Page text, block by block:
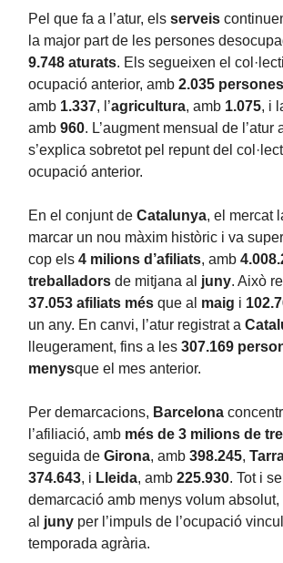
Pel que fa a l’atur, els serveis
la major part de les persones
9.748 aturats. Els segueixen el
ocupació anterior, amb 2.035 persones
amb 1.337, l’agricultura, amb 1.075, i
amb 960. L’augment mensual de l’atur
s’explica sobretot pel repunt del
ocupació anterior.
En el conjunt de Catalunya, el mercat
marcar un nou màxim històric i va
cop els 4 milions d’afiliats, amb
treballadors de mitjana al juny. Això
37.053 afiliats més que al maig i
un any. En canvi, l’atur registrat a
lleugerament, fins a les 307.169
menysque el mes anterior.
Per demarcacions, Barcelona
l’afiliació, amb més de 3 milions de
seguida de Girona, amb 398.245,
374.643, i Lleida, amb 225.930. Tot i
demarcació amb menys volum absolut,
al juny per l’impuls de l’ocupació
temporada agrària.